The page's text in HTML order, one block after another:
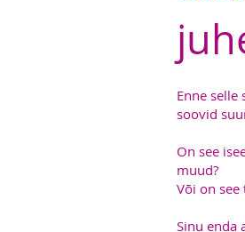
Enne
soovid
On see
muud?
Või on
Sinu enda